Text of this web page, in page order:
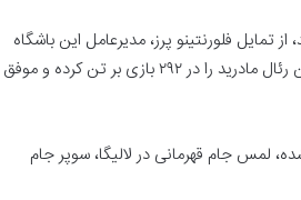
تمایل فلورنتینو پرز، مدیرعامل این باشگاه
برای جذب رونالدو خبر داده است. کریستیانو رونالدو در فاصله سال‌های ۲۰۰۹ تا ۲۰۱۸ پیراهن رئال مادرید را در ۲۹۲ بازی بر تن کرده و موفق
در لیگ قهرمانان اروپا شده، لمس جام قهرمانی در لالیگا، سوپر جام